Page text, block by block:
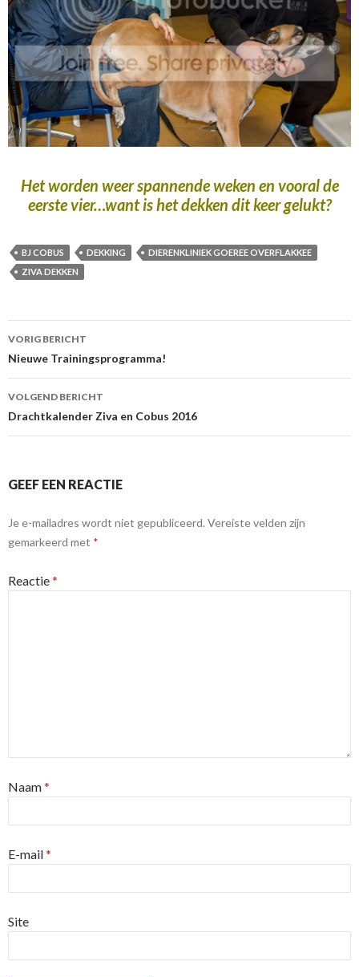
Het worden weer spannende weken en vooral de
eerste vier…want is het dekken dit keer gelukt?
BJ COBUS DEKKING
DIERENKLINIEK GOEREE OVERFLAKKEE
ZIVA DEKKEN
Berichtnavigatie
VORIG BERICHT
Nieuwe Trainingsprogramma!
VOLGEND BERICHT
Drachtkalender Ziva en Cobus 2016
GEEF EEN REACTIE
Je e-mailadres wordt niet gepubliceerd. Vereiste velden zijn
gemarkeerd met *
Reactie*
Naam*
E-mail*
Site